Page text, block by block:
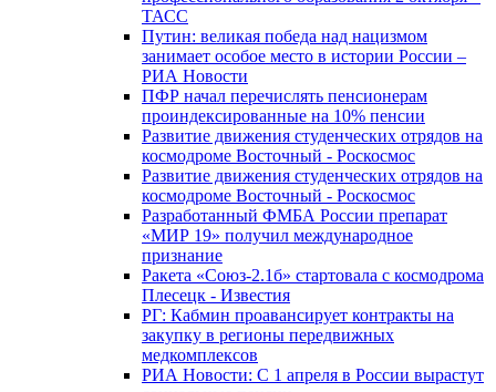
ТАСС
Путин: великая победа над нацизмом
занимает особое место в истории России –
РИА Новости
ПФР начал перечислять пенсионерам
проиндексированные на 10% пенсии
Развитие движения студенческих отрядов на
космодроме Восточный - Роскосмос
Развитие движения студенческих отрядов на
космодроме Восточный - Роскосмос
Разработанный ФМБА России препарат
«МИР 19» получил международное
признание
Ракета «Союз-2.1б» стартовала с космодрома
Плесецк - Известия
РГ: Кабмин проавансирует контракты на
закупку в регионы передвижных
медкомплексов
РИА Новости: С 1 апреля в России вырастут